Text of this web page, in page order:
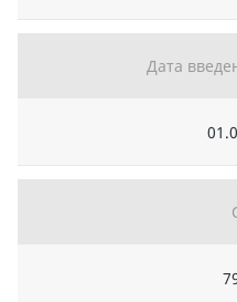
Дата